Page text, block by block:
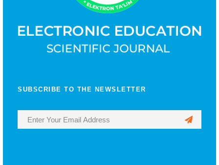
SUBSCRIBE TO THE NEWSLETTER